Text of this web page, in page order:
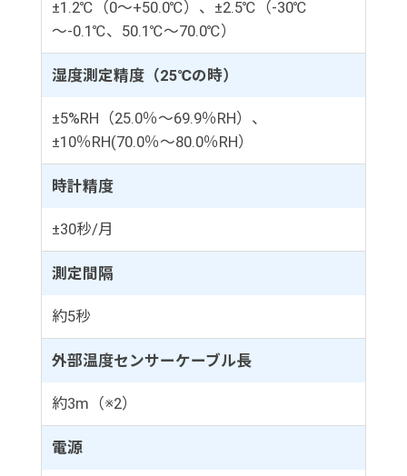
±1.2℃（0～+50.0℃）、±2.5℃（-30℃
～-0.1℃、50.1℃～70.0℃）
湿度測定精度（25℃の時）
±5%RH（25.0％～69.9％RH）、
±10％RH(70.0％～80.0％RH）
時計精度
±30秒/月
測定間隔
約5秒
外部温度センサーケーブル長
約3m（※2）
電源